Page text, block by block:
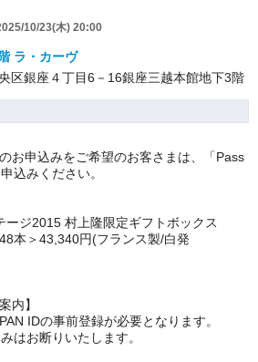
10/23(木) 20:00
ラ・カーヴ
区銀座４丁目6－16銀座三越本館地下3階
お申込みをご希望のお客さまは、「Pass
込みください。
ージ2015 村上隆限定ギフトボックス
48本＞43,340円(フランス製/白発
内】
IDの事前登録が必要となります。
はお断りいたします。